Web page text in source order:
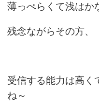
薄っぺらくて浅はか
残念ながらその方、
受信する能力は高く
ね～